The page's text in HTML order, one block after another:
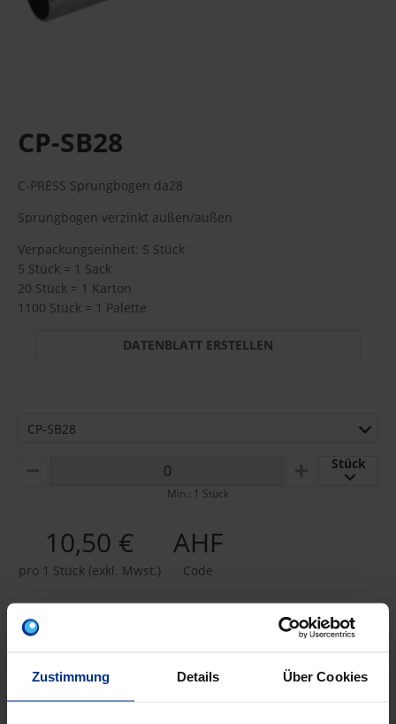
Zustimmung Details Über Cookies
CP-SB28
C-PRESS Sprungbogen da28
Sprungbogen verzinkt außen/außen
Verpackungseinheit: 5 Stück
5 Stück = 1 Sack
20 Stück = 1 Karton
1100 Stück = 1 Palette
DATENBLATT ERSTELLEN
CP-SB28
MINUS PLUS
Stück
Min.: 1 Stück
10,50 €
pro 1 Stück (exkl. Mwst.)
AHF
Code
EIGENSCHAFTEN